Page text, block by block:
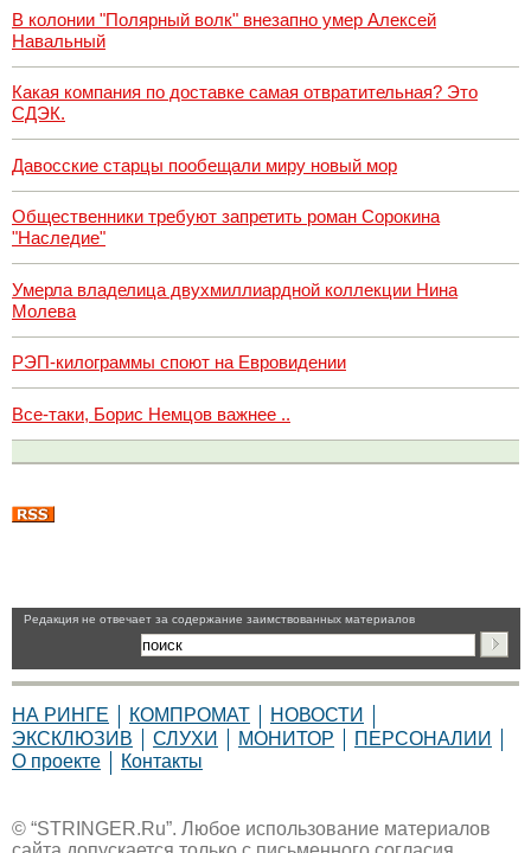
В колонии "Полярный волк" внезапно умер Алексей
Навальный
Какая компания по доставке самая отвратительная? Это
СДЭК.
Давосские старцы пообещали миру новый мор
Общественники требуют запретить роман Сорокина
"Наследие"
Умерла владелица двухмиллиардной коллекции Нина
Молева
РЭП-килограммы споют на Евровидении
Все-таки, Борис Немцов важнее ..
Pедакция не отвечает за содержание заимствованных материалов
НА РИНГЕ КОМПРОМАТ
НОВОСТИ
ЭКСКЛЮЗИВ
СЛУХИ МОНИТОР
ПЕРСОНАЛИИ
О проекте
Контакты
© “STRINGER.Ru”. Любое использование материалов